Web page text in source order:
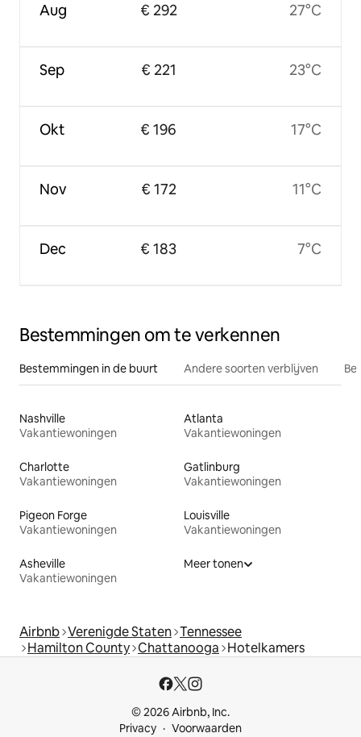
Aug
Sep
Okt
Nov
Dec
€ 292
€ 221
€ 196
€ 172
€ 183
27°C
23°C
17°C
11°C
7°C
Bestemmingen om te verkennen
Bestemmingen in de buurt Andere soorten verblijven
Nashville
Vakantiewoningen
Atlanta
Vakantiewoningen
Charlotte
Vakantiewoningen
Gatlinburg
Vakantiewoningen
Pigeon Forge
Vakantiewoningen
Louisville
Vakantiewoningen
Asheville
Vakantiewoningen
Meer tonen
Airbnb Verenigde Staten Tennessee
Hamilton County Chattanooga Hotelkamers
© 2026 Airbnb, Inc.
Privacy
Voorwaarden